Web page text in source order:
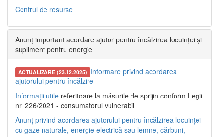
Centrul de resurse
Anunț important acordare ajutor pentru încălzirea locuinței și
supliment pentru energie
ACTUALIZARE (23.12.2025) Informare privind acordarea
ajutorului pentru încălzire
Informații utile referitoare la măsurile de sprijin conform Legii
nr. 226/2021 - consumatorul vulnerabil
Anunț privind acordarea ajutorului pentru încălzirea locuinței
cu gaze naturale, energie electrică sau lemne, cărbuni,